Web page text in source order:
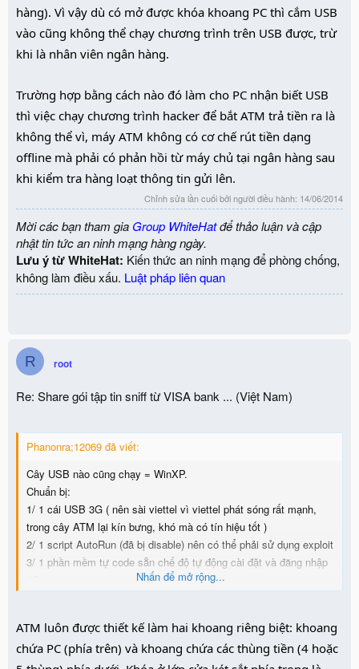
hàng). Vì vậy dù có mở được khóa khoang PC thì cắm USB
vào cũng không thể chạy chương trình trên USB được, trừ
khi là nhân viên ngân hàng.
Trường hợp bằng cách nào đó làm cho PC nhận biết USB
thì việc chạy chương trình hacker để bắt ATM trả tiền ra là
không thể vì, máy ATM không có cơ chế rút tiền dạng
offline mà phải có phản hồi từ máy chủ tại ngân hàng sau
khi kiểm tra hàng loạt thông tin gửi lên.
Chỉnh sửa lần cuối bởi người điều hành: 14/06/2014
Mời các bạn tham gia Group WhiteHatđể thảo luận và cập
nhật tin tức an ninh mạng hàng ngày.
Lưu ý từ WhiteHat: Kiến thức an ninh mạng để phòng chống,
không làm điều xấu. Luật pháp liên quan
R root
Re: Share gói tập tin sniff từ VISA bank ... (Việt Nam)
Phanonra;12069 đã viết:
Cây USB nào cũng chạy = WinXP.
Chuẩn bị:
1/ 1 cái USB 3G ( nên sài viettel vì viettel phát sóng rất mạnh,
trong cây ATM lại kín bưng, khó mà có tín hiệu tốt )
2/ 1 script AutoRun (đã bị disable) nên có thể phải sử dụng exploit
3/ 1 phần mềm tự code sẵn chế độ tự động cài đặt và đăng nhập
6/ Wireshark
Nhấn để mở rộng...
ATM luôn được thiết kế làm hai khoang riêng biệt: khoang
chứa PC (phía trên) và khoang chứa các thùng tiền (4 hoặc